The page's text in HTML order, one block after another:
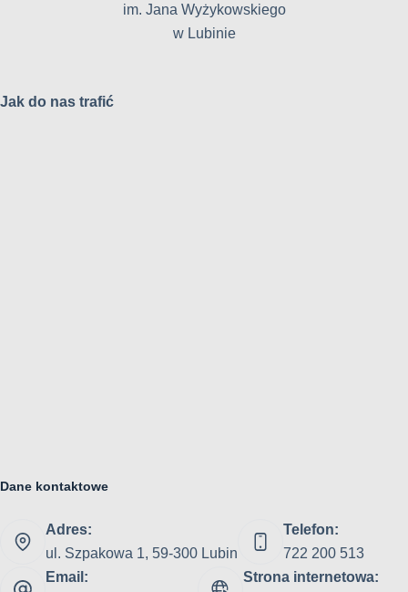
im. Jana Wyżykowskiego
w Lubinie
Jak do nas trafić
Dane kontaktowe
Adres:
ul. Szpakowa 1, 59-300 Lubin
Telefon:
722 200 513
Email:
Strona internetowa: